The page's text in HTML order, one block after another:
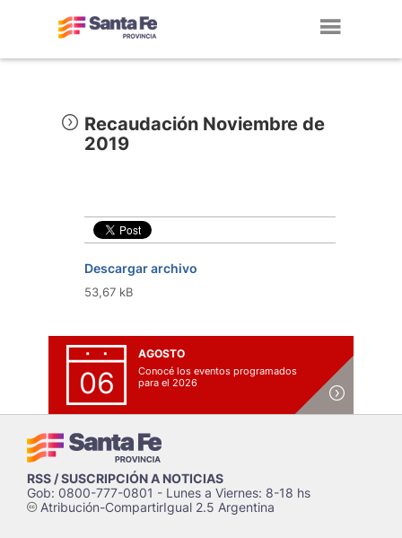
Recaudación Noviembre de
2019
Descargar archivo
53,67 kB
06
AGOSTO
Conocé los eventos programados
para el 2026
RSS / SUSCRIPCIÓN A NOTICIAS
Gob: 0800-777-0801 - Lunes a Viernes: 8-18 hs
cAtribución-CompartirIgual 2.5 Argentina